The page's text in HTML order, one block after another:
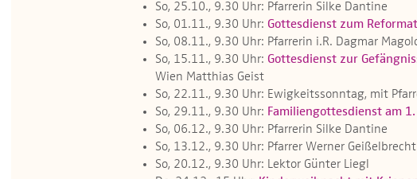
So, 25.10., 9.30 Uhr: Pfarrerin Silke Dantine
So, 01.11., 9.30 Uhr: Gottesdienst zum
So, 08.11., 9.30 Uhr: Pfarrerin i.R. Dagmar
So, 15.11., 9.30 Uhr: Gottesdienst zur
Wien Matthias Geist
So, 22.11., 9.30 Uhr: Ewigkeitssonntag, mit
So, 29.11., 9.30 Uhr: Familiengottesdienst am
So, 06.12., 9.30 Uhr: Pfarrerin Silke Dantine
So, 13.12., 9.30 Uhr: Pfarrer Werner Geißelbrecht
So, 20.12., 9.30 Uhr: Lektor Günter Liegl